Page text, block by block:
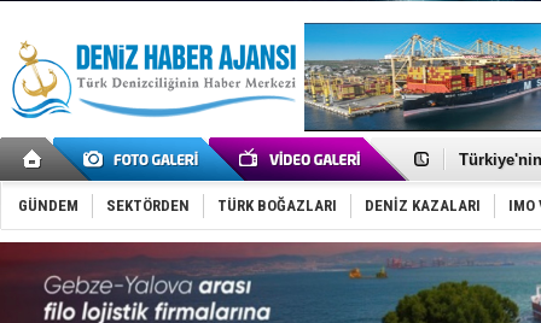
TÜRKLİM
Dünyanın
Keşfedildi:
D-Marin,
Van’da
ASEAN ilk
GÜNDEM SEKTÖRDEN TÜRK BOĞAZLARI DENİZ KAZALARI IMO